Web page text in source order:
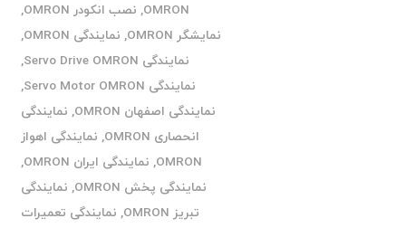
OMRON
, نصب انکودر OMRON
,
نمایشگر OMRON
, نمایندگی OMRON
,
نمایندگی Servo Drive OMRON
,
نمایندگی Servo Motor OMRON
,
نمایندگی اصفهان OMRON
, نمایندگی
انحصاری OMRON
, نمایندگی اهواز
OMRON
, نمایندگی ایران OMRON
,
نمایندگی پخش OMRON
, نمایندگی
تبریز OMRON
, نمایندگی تعمیرات